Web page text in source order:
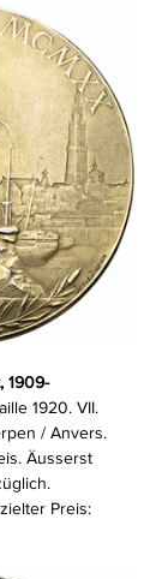
1909-
1920. VII.
/ Anvers.
Äusserst
Preis: